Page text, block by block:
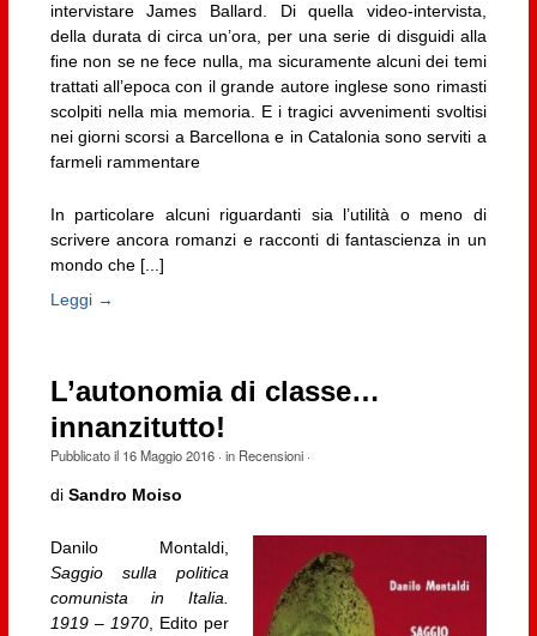
intervistare James Ballard. Di quella video-intervista,
della durata di circa un’ora, per una serie di disguidi alla
fine non se ne fece nulla, ma sicuramente alcuni dei temi
trattati all’epoca con il grande autore inglese sono rimasti
scolpiti nella mia memoria. E i tragici avvenimenti svoltisi
nei giorni scorsi a Barcellona e in Catalonia sono serviti a
farmeli rammentare
In particolare alcuni riguardanti sia l’utilità o meno di
scrivere ancora romanzi e racconti di fantascienza in un
mondo che [...]
Leggi →
L’autonomia di classe…
innanzitutto!
Pubblicato il 16 Maggio 2016· in Recensioni·
di Sandro Moiso
Danilo Montaldi,
Saggio sulla politica
comunista in Italia.
1919 – 1970, Edito per